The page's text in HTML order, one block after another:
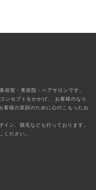
室・美容院・ヘアサロンです。
ンセプトをかかげ、
お客様のなり
客様の笑顔のために心のこもったお
イン、脱毛なども行っております。
ください。